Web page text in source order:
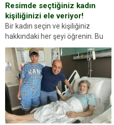
Resimde seçtiğiniz kadın
kişiliğinizi ele veriyor!
Bir kadın seçin ve kişiliğiniz
hakkındaki her şeyi öğrenin. Bu
kez karşınıza oldukça farklı bir
kişilik testiyle çıkıyoruz. Resimde
gördüğünüz kadın figürlerinden
dikkatinizi en...